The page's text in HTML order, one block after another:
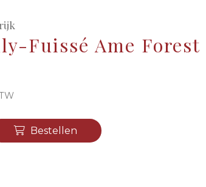
Fuissé Ame Forest
Bestellen